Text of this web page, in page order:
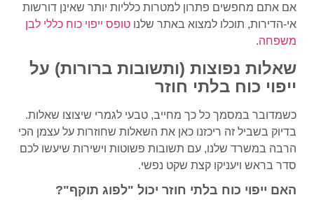
אם אתם מחפשים פתרון למטרות כלליות יותר שאינן דורשות
אי-הדירות, תוכלו למצוא באתר שלנו טופס ייפוי כוח כללי לבן
משפחה.
שאלות נפוצות (ותשובות ברורות) על
ייפוי כוח בלתי חוזר
כשמדובר במסמך כל כך מחייב, טבעי לגמרי שיצוצו שאלות.
בדיוק בשביל זה ריכזנו כאן את השאלות שחוזרות על עצמן הכי
הרבה במשרד שלנו, עם תשובות פשוטות וישירות שיעשו לכם
סדר בראש ויעניקו קצת שקט נפשי.
האם ייפוי כוח בלתי חוזר יכול "לפוג תוקף"?